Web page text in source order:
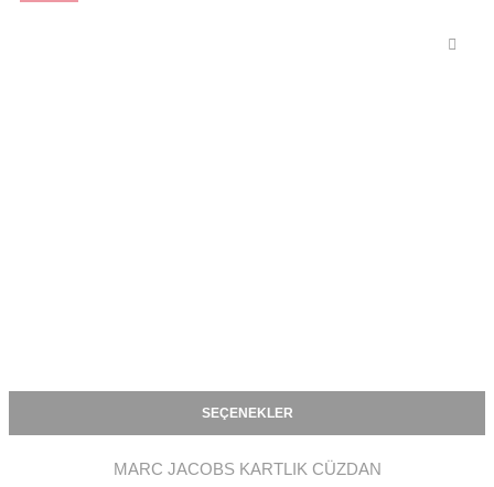
SEÇENEKLER
MARC JACOBS KARTLIK CÜZDAN